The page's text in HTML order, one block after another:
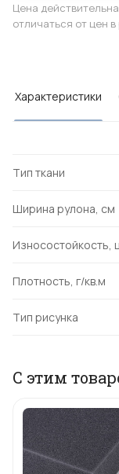
Цена
отличаться от цен
Характеристики
Тип ткани
Ширина рулона, см
Износостойкость,
Плотность, г/кв.м
Тип рисунка
С этим